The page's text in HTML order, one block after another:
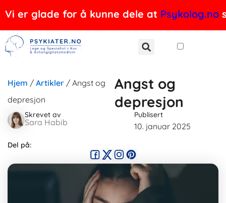
Hopp
til
innholdet
Vi er glade for å kunne dele at Psykolog.no
Hjem / Artikler / Angst og
depresjon
Angst og
depresjon
Skrevet av
Sara Habib
Publisert
10. januar 2025
Del på: